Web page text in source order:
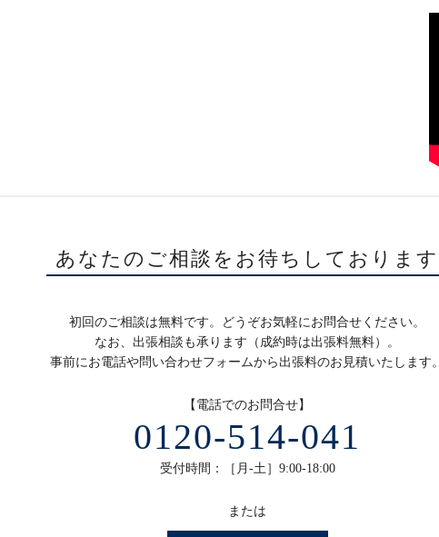
あなたのご相談をお待ちしております
初回のご相談は無料です。どうぞお気軽にお問合せください。
なお、出張相談も承ります（成約時は出張料無料）。
事前にお電話や問い合わせフォームから出張料のお見積いたします。
【電話でのお問合せ】
0120-514-041
受付時間：［月-土］9:00-18:00
または